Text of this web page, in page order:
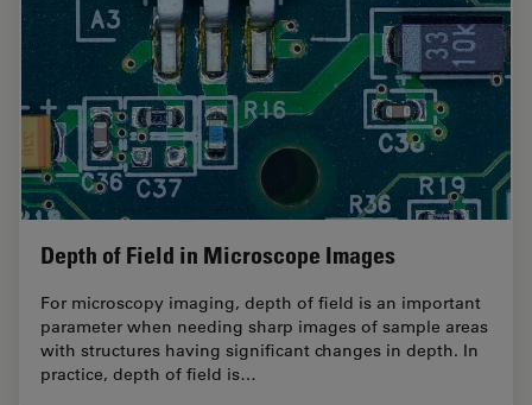
Depth of Field in Microscope Images
For microscopy imaging, depth of field is an important
parameter when needing sharp images of sample areas
with structures having significant changes in depth. In
practice, depth of field is…